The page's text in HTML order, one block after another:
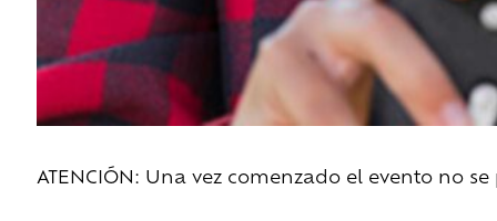
ATENCIÓN: Una vez comenzado el evento no